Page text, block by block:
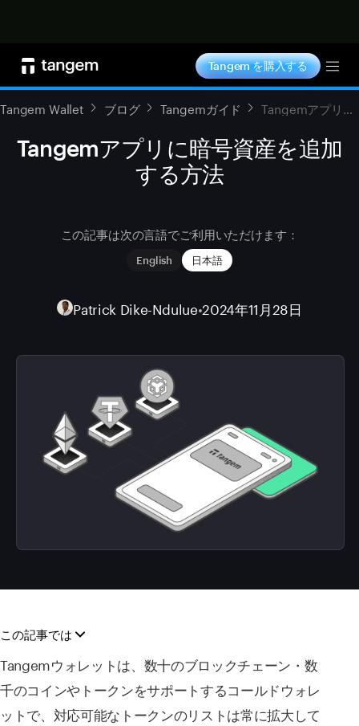
Tangem を購入する
Tangem Wallet ブログ Tangemガイド Tangemアプリに暗号資産を追加する方法
Tangemアプリに暗号資産を追加
する方法
この記事は次の言語でご利用いただけます：
English 日本語
Patrick Dike-Ndulue•2024年11月28日
この記事では
Tangemウォレットは、数十のブロックチェーン・数
千のコインやトークンをサポートするコールドウォレ
ットで、対応可能なトークンのリストは常に拡大して